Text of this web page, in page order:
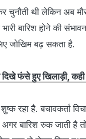
थी लेकिन अब
भारी बारिश होने की
जोखिम बढ़ सकता है.
फंसे हुए खिलाड़ी, कही
रहा है. बचावकर्ता
बारिश रुक जाती है